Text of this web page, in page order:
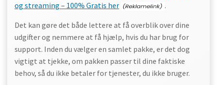
og streaming – 100% Gratis her
.
Det kan gøre det både lettere at få overblik over dine
udgifter og nemmere at få hjælp, hvis du har brug for
support. Inden du vælger en samlet pakke, er det dog
vigtigt at tjekke, om pakken passer til dine faktiske
behov, så du ikke betaler for tjenester, du ikke bruger.